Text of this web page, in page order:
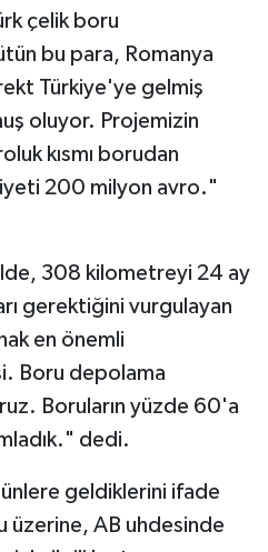
çelik boru
bu para, Romanya
Türkiye'ye gelmiş
oluyor. Projemizin
kısmı borudan
200 milyon avro."
308 kilometreyi 24 ay
gerektiğini vurgulayan
en önemli
Boru depolama
Boruların yüzde 60'a
dedi.
geldiklerini ifade
üzerine, AB uhdesinde